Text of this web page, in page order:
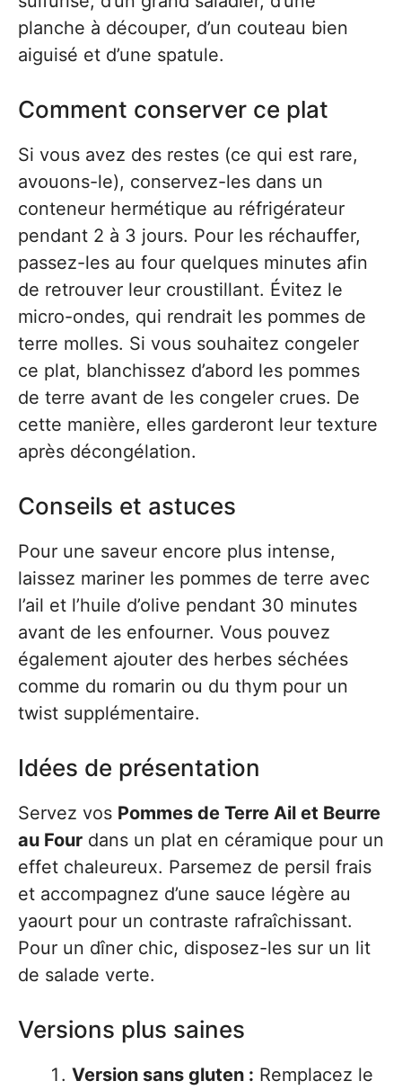
planche à découper, d’un couteau bien
aiguisé et d’une spatule.
Comment conserver ce plat
Si vous avez des restes (ce qui est rare,
avouons-le), conservez-les dans un
conteneur hermétique au réfrigérateur
pendant 2 à 3 jours. Pour les réchauffer,
passez-les au four quelques minutes afin
de retrouver leur croustillant. Évitez le
micro-ondes, qui rendrait les pommes de
terre molles. Si vous souhaitez congeler
ce plat, blanchissez d’abord les pommes
de terre avant de les congeler crues. De
cette manière, elles garderont leur texture
après décongélation.
Conseils et astuces
Pour une saveur encore plus intense,
laissez mariner les pommes de terre avec
l’ail et l’huile d’olive pendant 30 minutes
avant de les enfourner. Vous pouvez
également ajouter des herbes séchées
comme du romarin ou du thym pour un
twist supplémentaire.
Idées de présentation
Servez vos Pommes de Terre Ail et Beurre
au Four dans un plat en céramique pour un
effet chaleureux. Parsemez de persil frais
et accompagnez d’une sauce légère au
yaourt pour un contraste rafraîchissant.
Pour un dîner chic, disposez-les sur un lit
de salade verte.
Versions plus saines
Version sans gluten : Remplacez le